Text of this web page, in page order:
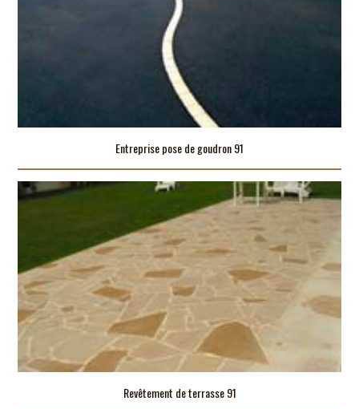
Entreprise pose de goudron 91
Revêtement de terrasse 91